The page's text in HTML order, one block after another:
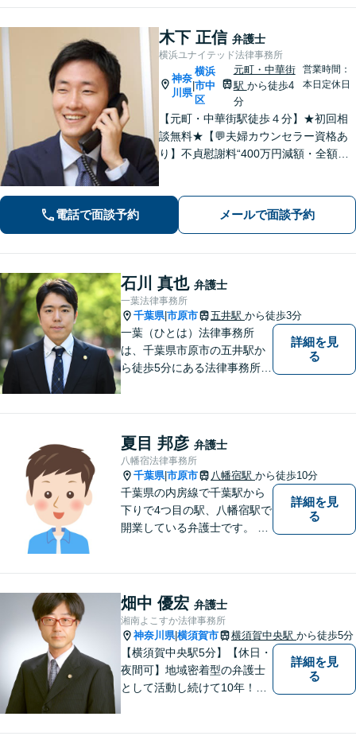
木下 正信 弁護士
横浜ユナイテッド法律事務所
神奈
川県
|
横浜
市中
区
元町・中華街
駅 から徒歩4
分
営業時間：
本日定休日
【元町・中華街駅徒歩４分】★初回相
談無料★【💬夫婦カウンセラー資格あ
り】不貞慰謝料“400万円減額・全額免
くりお聞きします【LINE・メール24時
電話で面談予約 メールで面談予約
石川 真也 弁護士
一葉法律事務所
千葉県|市原市 五井駅 から徒歩3分
一葉（ひとは）法律事務所
は、千葉県市原市の五井駅か
ら徒歩5分にある法律事務所で
す。
詳細を見
る
夏目 邦彦 弁護士
八幡宿法律事務所
千葉県|市原市 八幡宿駅 から徒歩10分
千葉県の内房線で千葉駅から
下りで4つ目の駅、八幡宿駅で
開業している弁護士です。 八
おります。
詳細を見
る
畑中 優宏 弁護士
湘南よこすか法律事務所
神奈川県|横須賀市 横須賀中央駅 から徒歩5分
【横須賀中央駅5分】【休日・
夜間可】地域密着型の弁護士
として活動し続けて10年！豊
詳細を見
る